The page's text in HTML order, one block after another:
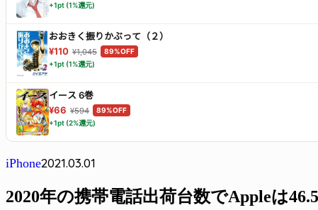
+1pt (1%還元)
おおきく振りかぶって（２）
¥110 ¥1,045
89%OFF
+1pt (1%還元)
イース 6巻
¥66 ¥594
89%OFF
+1pt (2%還元)
iPhone2021.03.01
2020年の携帯電話出荷台数でAppleは